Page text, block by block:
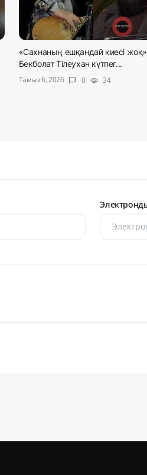
«Сахнаның ешқандай киесі
Бекболат Тілеухан күтпег...
Тамыз 6, 2026
chat_bubble 0 visibility 34